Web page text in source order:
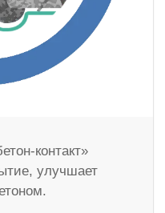
контакт»
улучшает